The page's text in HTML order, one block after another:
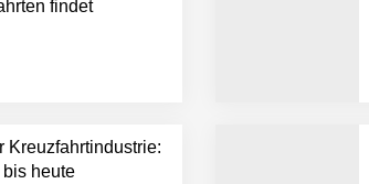
findet
Kreuzfahrtindustrie:
heute